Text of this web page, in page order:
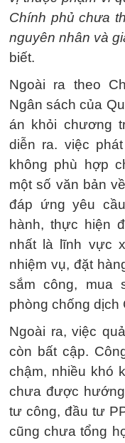
Chính phủ chưa
nguyên nhân và
biết.
Ngoài ra theo
Ngân sách của
án khỏi chương
diễn ra. việc
không phù hợp
một số văn bản
đáp ứng yêu
hành, thực hiện
nhất là lĩnh vực
nhiệm vụ, đặt
sắm công, mua
phòng chống dịch
Ngoài ra, việc
còn bất cập.
chậm, nhiều khó
chưa được
tư công, đầu tư
cũng chưa tổng